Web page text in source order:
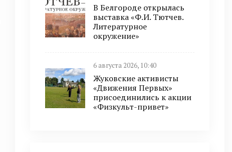
В Белгороде открылась
выставка «Ф.И. Тютчев.
Литературное
окружение»
6 августа 2026, 10:40
Жуковские активисты
«Движения Первых»
присоединились к акции
«Физкульт-привет»